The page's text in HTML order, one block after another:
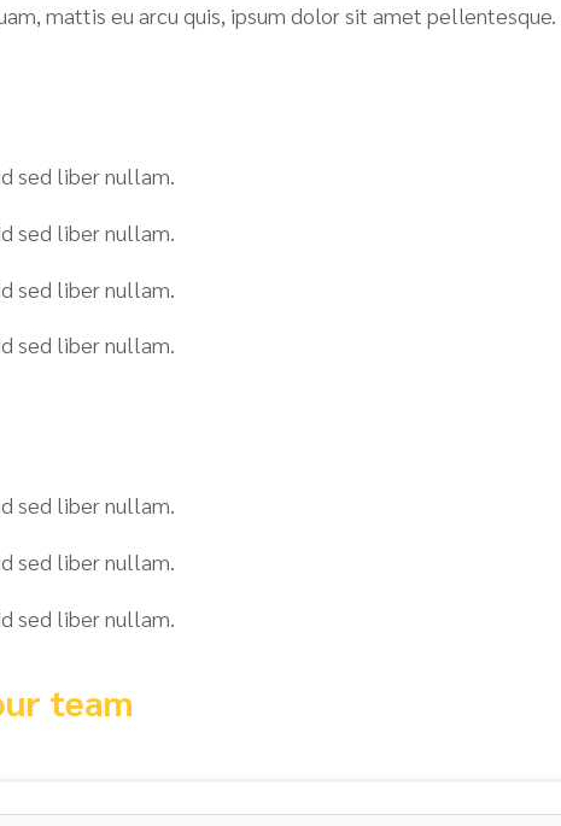
mattis eu arcu quis, ipsum dolor sit amet pellentesque.
sed liber nullam.
sed liber nullam.
sed liber nullam.
sed liber nullam.
sed liber nullam.
sed liber nullam.
sed liber nullam.
team